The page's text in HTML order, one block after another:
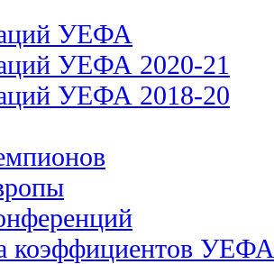
УЕФА
УЕФА 2020-21
УЕФА 2018-20
коэффициентов УЕФА